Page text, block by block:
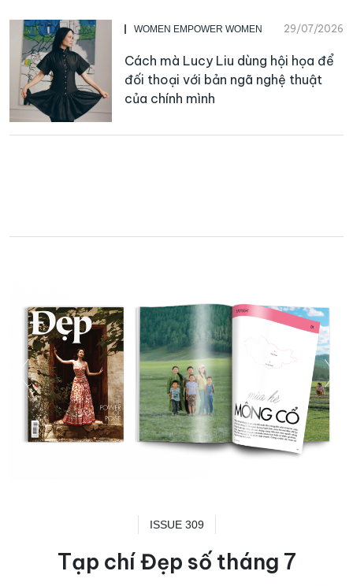
WOMEN EMPOWER WOMEN 29/07/2026
Cách mà Lucy Liu dùng hội họa để
đối thoại với bản ngã nghệ thuật
của chính mình
ISSUE 309
Tạp chí Đẹp số tháng 7